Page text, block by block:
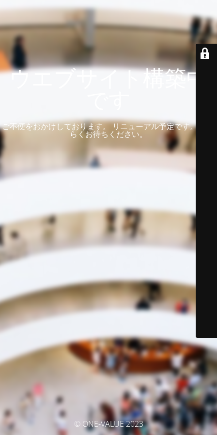
ウエブサイト構築中
ご不便をおかけしております。 リニューアル予定です。 しば
らくお待ちください。
© ONE-VALUE 2023